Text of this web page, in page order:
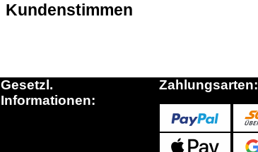
Kundenstimmen
Gesetzl.
Informationen:
Zahlungsarten: